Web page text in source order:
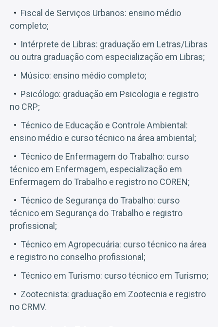
Fiscal de Serviços Urbanos: ensino médio
completo;
Intérprete de Libras: graduação em Letras/Libras
ou outra graduação com especialização em Libras;
Músico: ensino médio completo;
Psicólogo: graduação em Psicologia e registro
no CRP;
Técnico de Educação e Controle Ambiental:
ensino médio e curso técnico na área ambiental;
Técnico de Enfermagem do Trabalho: curso
técnico em Enfermagem, especialização em
Enfermagem do Trabalho e registro no COREN;
Técnico de Segurança do Trabalho: curso
técnico em Segurança do Trabalho e registro
profissional;
Técnico em Agropecuária: curso técnico na área
e registro no conselho profissional;
Técnico em Turismo: curso técnico em Turismo;
Zootecnista: graduação em Zootecnia e registro
no CRMV.